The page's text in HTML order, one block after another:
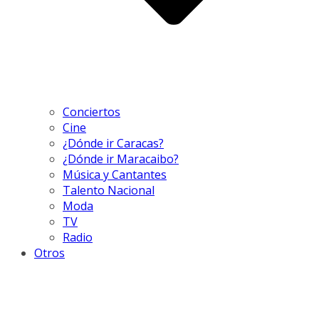
Conciertos
Cine
¿Dónde ir Caracas?
¿Dónde ir Maracaibo?
Música y Cantantes
Talento Nacional
Moda
TV
Radio
Otros